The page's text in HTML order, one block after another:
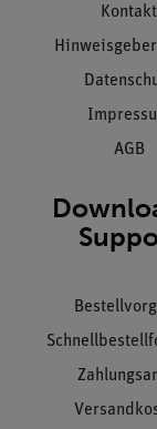
Kontakt
AGB